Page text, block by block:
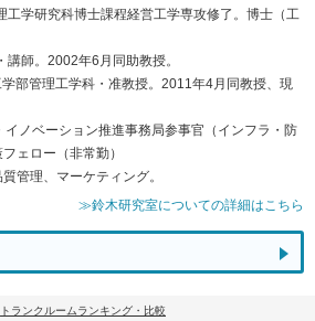
工学研究科博士課程経営工学専攻修了。博士（工
師。2002年6月同助教授。
部管理工学科・准教授。2011年4月同教授、現
ノベーション推進事務局参事官（インフラ・防
ェロー（非常勤）
管理、マーケティング。
≫鈴木研究室についての詳細はこちら
トランクルームランキング・比較